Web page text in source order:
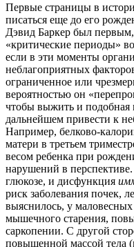
Первые страницы в
писаться еще до его
Дэвид Баркер был
«критические периоды»
если в эти моменты
неблагоприятных
ограниченное или
вероятностью он
чтобы выжить и подобная
дальнейшем привести к
Например, белково-
матери в третьем
весом ребенка при
нарушений в
глюкозе, и дисфункция
риск заболевания почек,
выяснилось, у маловесных
мышечного старения,
саркопении. С другой
повышенной массой тела